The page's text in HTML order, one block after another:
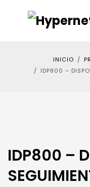
INICIO
IDP800 –
IDP800 –